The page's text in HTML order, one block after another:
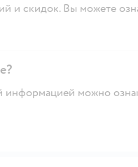
и скидок. Вы можете
можно